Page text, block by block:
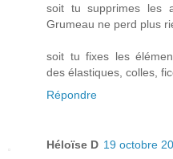
soit tu supprimes les
Grumeau ne perd plus
soit tu fixes les
des élastiques, colles,
Répondre
Héloïse D 19 octobre